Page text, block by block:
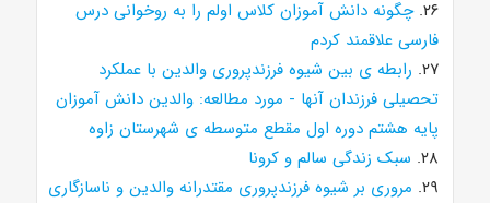
۲۶. چگونه دانش آموزان کلاس اولم را به روخوانی درس
فارسی علاقمند کردم
۲۷. رابطه ی بین شیوه فرزندپروری والدین با عملکرد
تحصیلی فرزندان آنها - مورد مطالعه: والدین دانش آموزان
پایه هشتم دوره اول مقطع متوسطه ی شهرستان زاوه
۲۸. سبک زندگی سالم و کرونا
۲۹. مروری بر شیوه فرزندپروری مقتدرانه والدین و ناسازگاری